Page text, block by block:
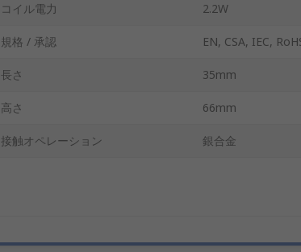
コイル電力 2.2W
規格 / 承認 EN, CSA, IEC,
長さ 35mm
高さ 66mm
接触オペレーション 銀合金